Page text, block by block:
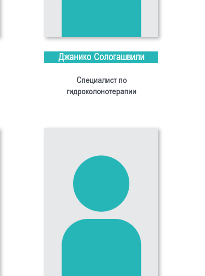
Джанико Сологашвили
Специалист по
гидроколонотерапии